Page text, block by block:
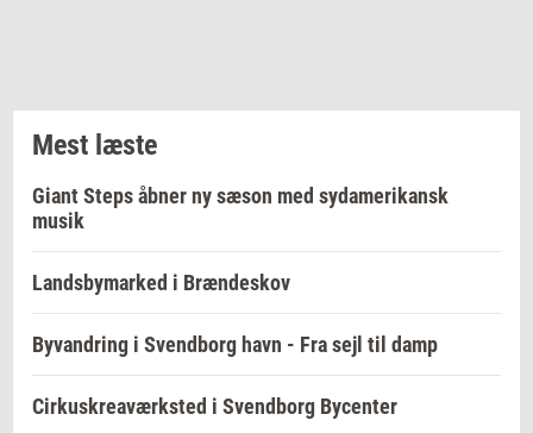
Mest læste
Giant Steps åbner ny sæson med sydamerikansk
musik
Landsbymarked i Brændeskov
Byvandring i Svendborg havn - Fra sejl til damp
Cirkuskreaværksted i Svendborg Bycenter